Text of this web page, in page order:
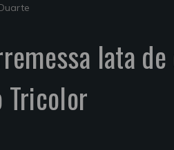
lata
Tricolor